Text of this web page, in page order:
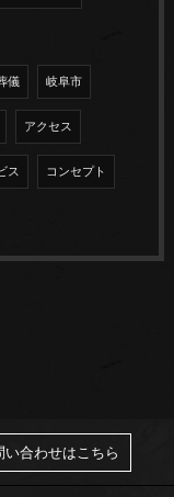
儀 岐阜市
アクセス
ス コンセプト
い合わせはこちら